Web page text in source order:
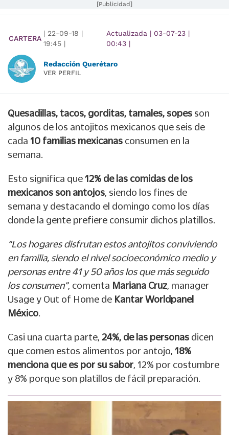
[Publicidad]
CARTERA
| 22-09-18 |
19:45 |
Actualizada | 03-07-23 |
00:43 |
Redacción Querétaro
VER PERFIL
Quesadillas, tacos, gorditas, tamales, sopes son
algunos de los antojitos mexicanos que seis de
cada 10 familias mexicanas consumen en la
semana.
Esto significa que 12% de las comidas de los
mexicanos son antojos, siendo los fines de
semana y destacando el domingo como los días
donde la gente prefiere consumir dichos platillos.
“Los hogares disfrutan estos antojitos conviviendo
en familia, siendo el nivel socioeconómico medio y
personas entre 41 y 50 años los que más seguido
los consumen”, comenta Mariana Cruz, manager
Usage y Out of Home de Kantar Worldpanel
México.
Casi una cuarta parte, 24%, de las personas dicen
que comen estos alimentos por antojo, 18%
menciona que es por su sabor, 12% por costumbre
y 8% porque son platillos de fácil preparación.